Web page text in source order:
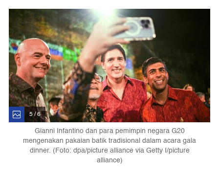
5 / 6
Gianni Infantino dan para pemimpin negara G20
mengenakan pakaian batik tradisional dalam acara gala
dinner. (Foto: dpa/picture alliance via Getty I/picture
alliance)